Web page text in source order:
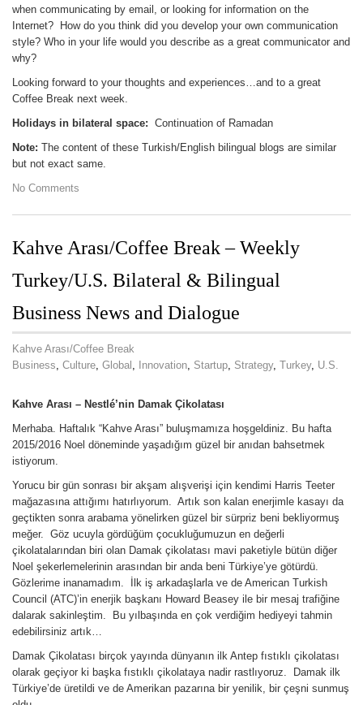
when communicating by email, or looking for information on the
Internet? How do you think did you develop your own communication
style? Who in your life would you describe as a great communicator and
why?
Looking forward to your thoughts and experiences…and to a great
Coffee Break next week.
Holidays in bilateral space: Continuation of Ramadan
Note: The content of these Turkish/English bilingual blogs are similar
but not exact same.
No Comments
Kahve Arası/Coffee Break – Weekly
Turkey/U.S. Bilateral & Bilingual
Business News and Dialogue
Kahve Arası/Coffee Break
Business Culture Global Innovation Startup Strategy, Turkey, U.S.
Kahve Arası – Nestlé’nin Damak Çikolatası
Merhaba. Haftalık “Kahve Arası” buluşmamıza hoşgeldiniz. Bu hafta
2015/2016 Noel döneminde yaşadığım güzel bir anıdan bahsetmek
istiyorum.
Yorucu bir gün sonrası bir akşam alışverişi için kendimi Harris Teeter
mağazasına attığımı hatırlıyorum. Artık son kalan enerjimle kasayı da
geçtikten sonra arabama yönelirken güzel bir sürpriz beni bekliyormuş
meğer. Göz ucuyla gördüğüm çocukluğumuzun en değerli
çikolatalarından biri olan Damak çikolatası mavi paketiyle bütün diğer
Noel şekerlemelerinin arasından bir anda beni Türkiye’ye götürdü.
Gözlerime inanamadım. İlk iş arkadaşlarla ve de American Turkish
Council (ATC)’in enerjik başkanı Howard Beasey ile bir mesaj trafiğine
dalarak sakinleştim. Bu yılbaşında en çok verdiğim hediyeyi tahmin
edebilirsiniz artık…
Damak Çikolatası birçok yayında dünyanın ilk Antep fıstıklı çikolatası
olarak geçiyor ki başka fıstıklı çikolataya nadir rastlıyoruz. Damak ilk
Türkiye’de üretildi ve de Amerikan pazarına bir yenilik, bir çeşni sunmuş